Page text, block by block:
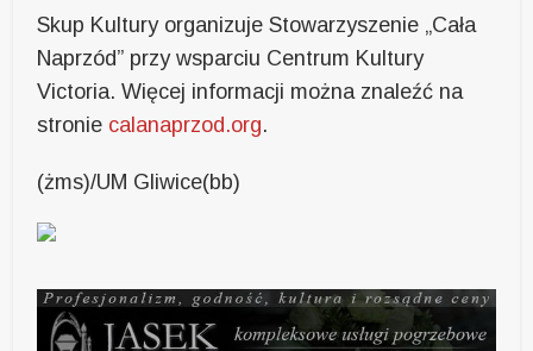
Skup Kultury organizuje Stowarzyszenie „Cała
Naprzód” przy wsparciu Centrum Kultury
Victoria. Więcej informacji można znaleźć na
stronie calanaprzod.org.
(żms)/UM Gliwice(bb)